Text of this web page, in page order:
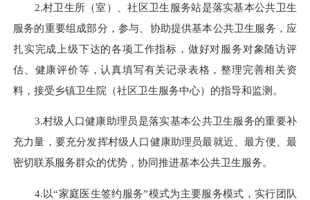
2.村卫生所（室）、社区卫生服务站是落实基本公共卫生
服务的重要组成部分，参与、协助提供基本公共卫生服务，应
扎实完成上级下达的各项工作指标，做好对服务对象随访评
估、健康评价等，认真填写有关记录表格，整理完善相关资
料，接受乡镇卫生院（社区卫生服务中心）的指导和监测。
3.村级人口健康助理员是落实基本公共卫生服务的重要补
充力量，要充分发挥村级人口健康助理员最就近、最方便、最
密切联系服务群众的优势，协同推进基本公共卫生服务。
4.以“家庭医生签约服务”模式为主要服务模式，实行团队